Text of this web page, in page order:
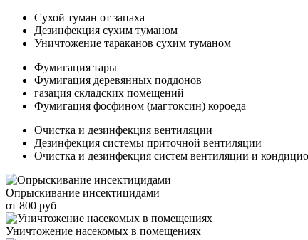
Сухой туман от запаха
Дезинфекция сухим туманом
Уничтожение тараканов сухим туманом
Фумигация тары
Фумигация деревянных поддонов
газация складских помещений
Фумигация фосфином (магтоксин) короеда
Очистка и дезинфекция вентиляции
Дезинфекция системы приточной вентиляции
Очистка и дезинфекция систем вентиляции и
Опрыскивание инсектицидами
от 800 руб
Уничтожение насекомых в помещениях